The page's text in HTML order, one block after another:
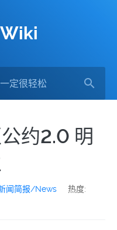
约2.0 明
闻简报/News
热度: